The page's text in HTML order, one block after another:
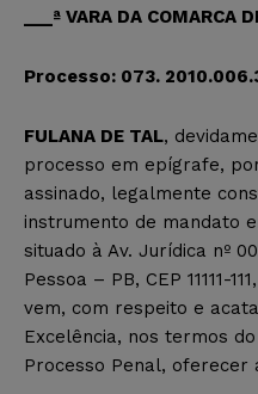
___ª VARA DA COMARCA
Processo: 073.
FULANA DE TAL,
processo em epígrafe,
assinado, legalmente
instrumento de mandato
situado à Av. Jurídica nº
Pessoa – PB, CEP 11111-
vem, com respeito e
Excelência, nos termos
Processo Penal, oferecer